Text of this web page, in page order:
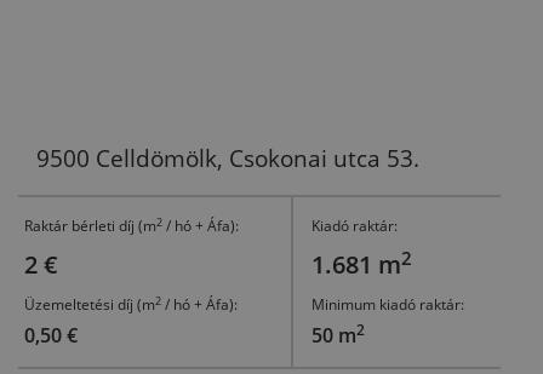
9500 Celldömölk, Csokonai utca 53.
Raktár bérleti díj (m2 / hó + Áfa):
2 €
Üzemeltetési díj (m2 / hó + Áfa):
0,50 €
Kiadó raktár:
1.681 m2
Minimum kiadó raktár:
50 m2